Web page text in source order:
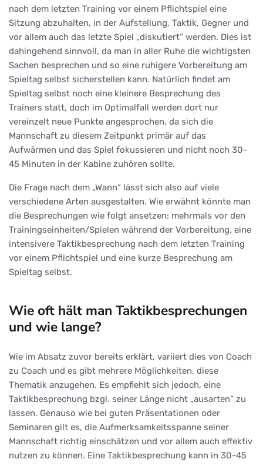
nach dem letzten Training vor einem Pflichtspiel eine
Sitzung abzuhalten, in der Aufstellung, Taktik, Gegner und
vor allem auch das letzte Spiel „diskutiert“ werden. Dies ist
dahingehend sinnvoll, da man in aller Ruhe die wichtigsten
Sachen besprechen und so eine ruhigere Vorbereitung am
Spieltag selbst sicherstellen kann. Natürlich findet am
Spieltag selbst noch eine kleinere Besprechung des
Trainers statt, doch im Optimalfall werden dort nur
vereinzelt neue Punkte angesprochen, da sich die
Mannschaft zu diesem Zeitpunkt primär auf das
Aufwärmen und das Spiel fokussieren und nicht noch 30-
45 Minuten in der Kabine zuhören sollte.
Die Frage nach dem „Wann“ lässt sich also auf viele
verschiedene Arten ausgestalten. Wie erwähnt könnte man
die Besprechungen wie folgt ansetzen: mehrmals vor den
Trainingseinheiten/Spielen während der Vorbereitung, eine
intensivere Taktikbesprechung nach dem letzten Training
vor einem Pflichtspiel und eine kurze Besprechung am
Spieltag selbst.
Wie oft hält man Taktikbesprechungen
und wie lange?
Wie im Absatz zuvor bereits erklärt, variiert dies von Coach
zu Coach und es gibt mehrere Möglichkeiten, diese
Thematik anzugehen. Es empfiehlt sich jedoch, eine
Taktikbesprechung bzgl. seiner Länge nicht „ausarten“ zu
lassen. Genauso wie bei guten Präsentationen oder
Seminaren gilt es, die Aufmerksamkeitsspanne seiner
Mannschaft richtig einschätzen und vor allem auch effektiv
nutzen zu können. Eine Taktikbesprechung kann in 30-45